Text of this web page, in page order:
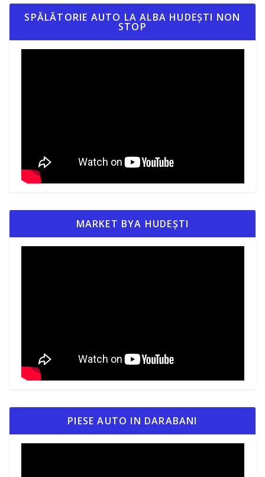
SPĂLĂTORIE AUTO LA ALBA HUDEȘTI NON
STOP
MARKET BYA HUDEȘTI
PIESE AUTO IN DARABANI